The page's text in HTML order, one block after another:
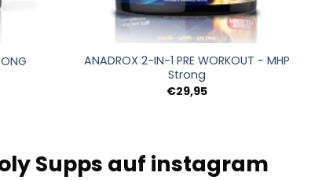
ANADROX 2-IN-1 PRE WORKOUT - MHP
Strong
€29,95
Supps auf instagram